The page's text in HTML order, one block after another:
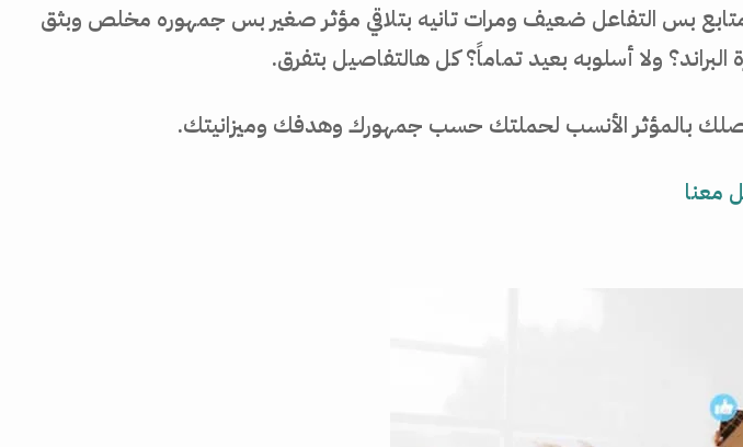
بس التفاعل ضعيف ومرات تانيه بتلاقي مؤثر صغير بس جمهوره مخلص وبثق
ولا أسلوبه بعيد تماماً؟ كل هالتفاصيل بتفرق.
بالمؤثر الأنسب لحملتك حسب جمهورك وهدفك وميزانيتك.
معنا